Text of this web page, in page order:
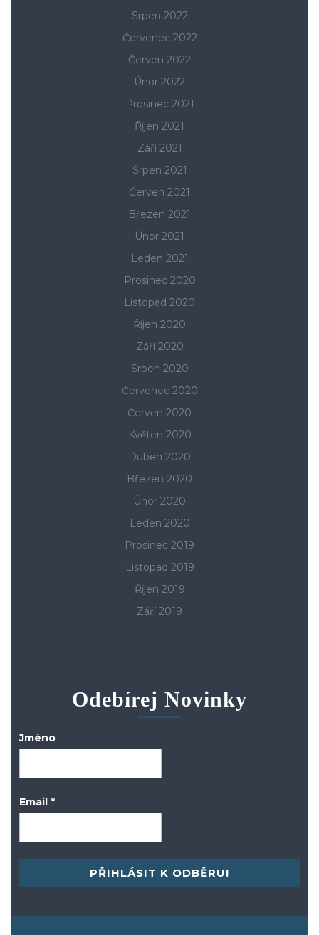
Srpen 2022
Červenec 2022
Červen 2022
Únor 2022
Prosinec 2021
Říjen 2021
Září 2021
Srpen 2021
Červen 2021
Březen 2021
Únor 2021
Leden 2021
Prosinec 2020
Listopad 2020
Říjen 2020
Září 2020
Srpen 2020
Červenec 2020
Červen 2020
Květen 2020
Duben 2020
Březen 2020
Únor 2020
Leden 2020
Prosinec 2019
Listopad 2019
Říjen 2019
Září 2019
Odebírej Novinky
Jméno
Email *